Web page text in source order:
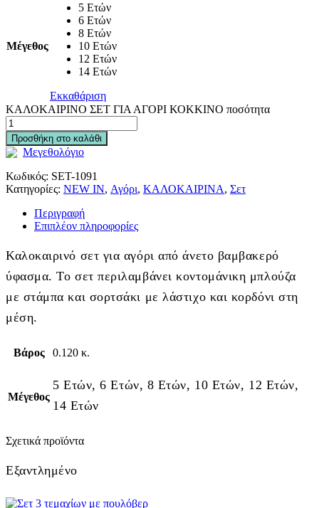
Μέγεθος
5 Ετών
6 Ετών
8 Ετών
10 Ετών
12 Ετών
14 Ετών
Εκκαθάριση
ΚΑΛΟΚΑΙΡΙΝΟ ΣΕΤ ΓΙΑ ΑΓΟΡΙ ΚΟΚΚΙΝΟ ποσότητα
Προσθήκη στο καλάθι
Μεγεθολόγιο
Κωδικός: SET-1091
Κατηγορίες: NEW IN, Αγόρι, ΚΑΛΟΚΑΙΡΙΝΑ, Σετ
Περιγραφή
Επιπλέον πληροφορίες
Καλοκαιρινό σετ για αγόρι από άνετο βαμβακερό
ύφασμα. Το σετ περιλαμβάνει κοντομάνικη μπλούζα
με στάμπα και σορτσάκι με λάστιχο και κορδόνι στη
μέση.
Βάρος 0.120 κ.
Μέγεθος
5 Ετών, 6 Ετών, 8 Ετών, 10 Ετών, 12 Ετών,
14 Ετών
Σχετικά προϊόντα
Εξαντλημένο